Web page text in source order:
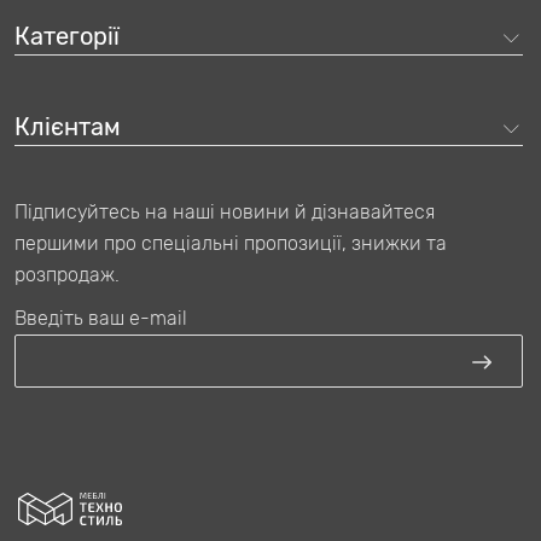
безпосередній виробник, можемо запропонувати покупцям.
Офісні моделі дозволяють недорого обладнати приміщення
на будь-який смак і гаманець.
Категорії
Клієнтам
Підписуйтесь на наші новини й дізнавайтеся
першими про спеціальні пропозиції, знижки та
розпродаж.
Введіть ваш e-mail